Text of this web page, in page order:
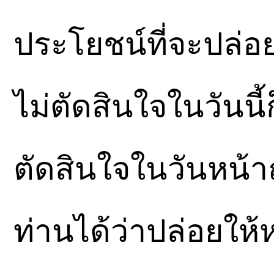
ประโยชน์ที่จะปล่อ
ไม่ตัดสินใจในวัน
ตัดสินใจในวันหน้
ท่านได้ว่าปล่อยใ